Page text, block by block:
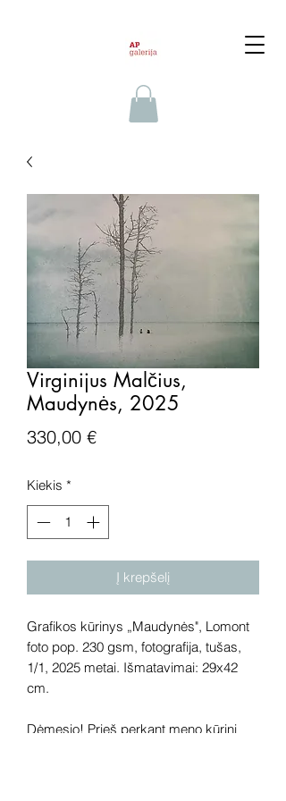
Virginijus Malčius,
Maudynės, 2025
330,00 €Price
Kiekis *
Į krepšelį
Grafikos kūrinys „Maudynės", Lomont
foto pop. 230 gsm, fotografija, tušas,
1/1, 2025 metai. Išmatavimai: 29x42
cm.
Dėmesio! Prieš perkant meno kūrinį